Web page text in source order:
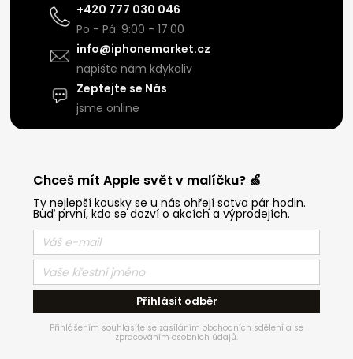
+420 777 030 046
Po - Pá: 9:00 - 17:00
info@iphonemarket.cz
napište nám kdykoliv
Zeptejte se Nás
jsme online
Chceš mít Apple svět v malíčku? 🍏
Ty nejlepší kousky se u nás ohřejí sotva pár hodin.
Buď první, kdo se dozví o akcích a výprodejích.
Přihlásit odběr
Přihlášením souhlasíte se zasíláním obchodních sdělení a se
zpracováním osobních údajů.